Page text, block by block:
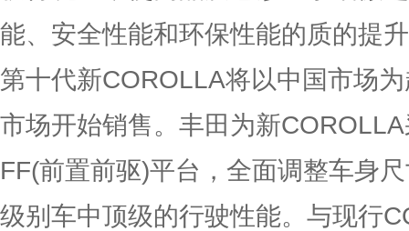
能、安全性能和环保性能的质的提
第十代新COROLLA将以中国市场
市场开始销售。丰田为新
FF(前置前驱)平台，全面调整车身
级别车中顶级的行驶性能。与现行